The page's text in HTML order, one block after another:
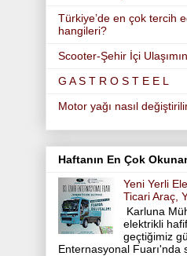
Türkiye’de en çok tercih
hangileri?
Scooter-Şehir İçi
G A S T R O S T E E L
Motor yağı nasıl
Haftanın En Çok
Yeni Yerli
Ticari Araç,
Karluna
elektrikli hafif
geçtiğimiz
Enternasyonal Fuarı'nda